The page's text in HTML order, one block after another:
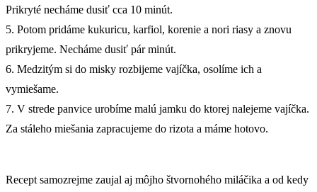
Prikryté necháme dusiť cca 10 minút.
5. Potom pridáme kukuricu, karfiol, korenie a nori riasy a znovu
prikryjeme. Necháme dusiť pár minút.
6. Medzitým si do misky rozbijeme vajíčka, osolíme ich a
vymiešame.
7. V strede panvice urobíme malú jamku do ktorej nalejeme vajíčka.
Za stáleho miešania zapracujeme do rizota a máme hotovo.
Recept samozrejme zaujal aj môjho štvornohého miláčika a od kedy